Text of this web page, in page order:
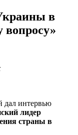
в
дал интервью
лидер
страны в